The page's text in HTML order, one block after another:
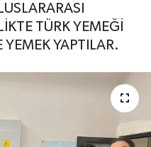
TÜRK YEMEĞİ
YEMEK YAPTILAR.